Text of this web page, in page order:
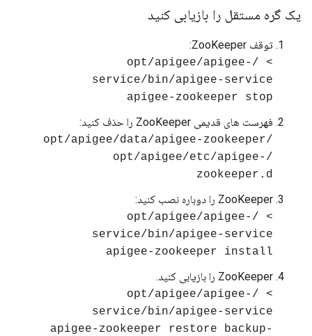
یک گره مستقل را بازیابی کنید
توقف ZooKeeper:
> /opt/apigee/apigee-
service/bin/apigee-service
apigee-zookeeper stop
فهرست های قدیمی ZooKeeper را حذف کنید:
/opt/apigee/data/apigee-zookeeper
/opt/apigee/etc/apigee-
zookeeper.d
ZooKeeper را دوباره نصب کنید:
> /opt/apigee/apigee-
service/bin/apigee-service
apigee-zookeeper install
ZooKeeper را بازیابی کنید.
> /opt/apigee/apigee-
service/bin/apigee-service
apigee-zookeeper restore backup-